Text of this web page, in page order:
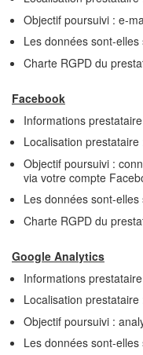
Objectif poursuivi : e-
Les données sont-
Charte RGPD du
Facebook
Informations
Localisation prestataire
Objectif poursuivi :
via votre compte
Les données sont-
Charte RGPD du
Google Analytics
Informations
Localisation prestataire
Objectif poursuivi :
Les données sont-